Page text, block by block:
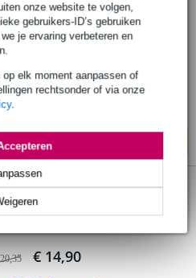
onze website te volgen,
gebruikers-ID’s gebruiken
je ervaring verbeteren en
elk moment aanpassen of
rechtsonder of via onze
.
HD 25 - Headband Pad
voor HD-25
€ 6,55
bij de leverancier
winkelwagen
Silicone Ear Adapter L
(5 paar)
€ 14,90